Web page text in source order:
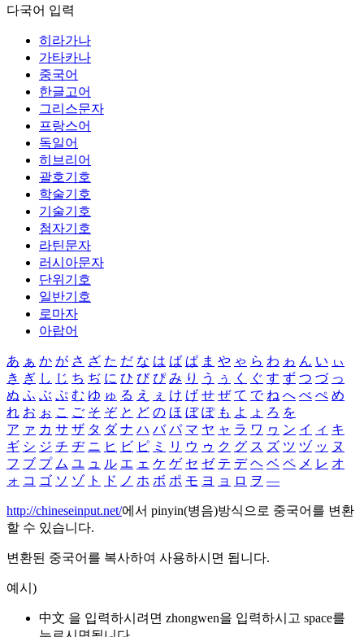
다국어 입력
히라가나
가타카나
중국어
한글고어
그리스문자
프랑스어
독일어
히브리어
괄호기호
학술기호
기술기호
첨자기호
라틴문자
러시아문자
단위기호
일반기호
로마자
아랍어
あ ぁ か が さ ざ た だ な は ば ぱ ま や ゃ ら わ ゎ ん い ぃ
き ぎ し じ ち ぢ に ひ び ぴ み り う ぅ く ぐ す ず つ づ っ
ぬ ふ ぶ ぷ む ゆ ゅ る え ぇ け げ せ ぜ て で ね へ べ ぺ め
れ お ぉ こ ご そ ぞ と ど の ほ ぼ ぽ も よ ょ ろ を
ア ァ カ サ ザ タ ダ ナ ハ バ パ マ ヤ ャ ラ ワ ヮ ン イ ィ キ
ギ シ ジ チ ヂ ニ ヒ ビ ピ ミ リ ウ ゥ ク グ ス ズ ツ ヅ ッ ヌ
フ ブ プ ム ユ ュ ル エ ェ ケ ゲ セ ゼ テ デ ヘ ベ ペ メ レ オ
ォ コ ゴ ソ ゾ ト ド ノ ホ ボ ポ モ ヨ ョ ロ ヲ ―
http://chineseinput.net/에서 pinyin(병음)방식으로 중국어를 변환
할 수 있습니다.
변환된 중국어를 복사하여 사용하시면 됩니다.
예시)
中文 을 입력하시려면 zhongwen을 입력하시고 space를